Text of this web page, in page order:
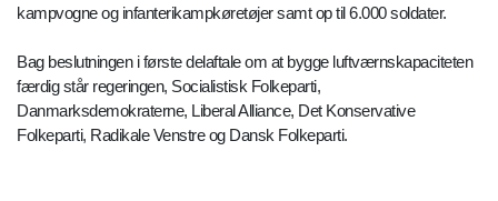
kampvogne og infanterikampkøretøjer samt op til 6.000 soldater.
Bag beslutningen i første delaftale om at bygge luftværnskapaciteten
færdig står regeringen, Socialistisk Folkeparti,
Danmarksdemokraterne, Liberal Alliance, Det Konservative
Folkeparti, Radikale Venstre og Dansk Folkeparti.